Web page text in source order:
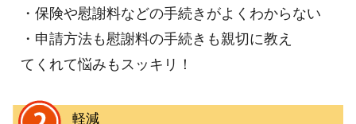
・保険や慰謝料などの手続きがよくわからない
・申請方法も慰謝料の手続きも親切に教え
てくれて悩みもスッキリ！
軽減